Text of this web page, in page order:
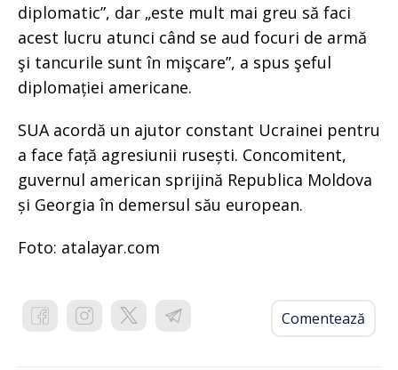
diplomatic”, dar „este mult mai greu să faci
acest lucru atunci când se aud focuri de armă
şi tancurile sunt în mişcare”, a spus şeful
diplomației americane.
SUA acordă un ajutor constant Ucrainei pentru
a face față agresiunii rusești. Concomitent,
guvernul american sprijină Republica Moldova
și Georgia în demersul său european.
Foto: atalayar.com
Comentează